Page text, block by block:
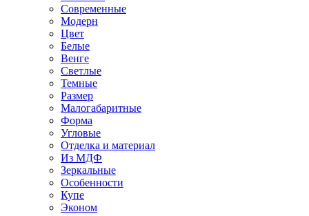
Современные
Модерн
Цвет
Белые
Венге
Светлые
Темные
Размер
Малогабаритные
Форма
Угловые
Отделка и материал
Из МДФ
Зеркальные
Особенности
Купе
Эконом